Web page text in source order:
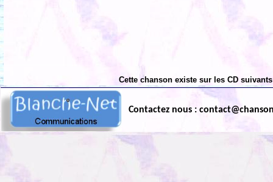
Cette chanson existe sur les CD
Contactez nous :